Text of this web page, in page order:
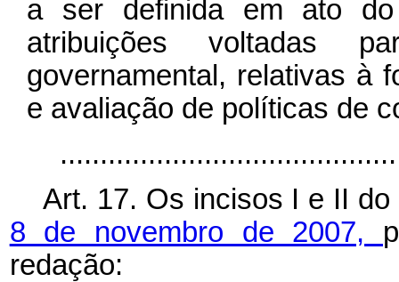
a ser definida em ato
atribuições voltadas
governamental, relativas à
e avaliação de políticas de
Art. 17. Os incisos I e II do
8 de novembro de 2007,
redação: